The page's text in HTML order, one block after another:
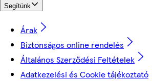
Segítünk
Árak
Biztonságos online rendelés
Általános Szerződési Feltételek
Adatkezelési és Cookie tájékoztató